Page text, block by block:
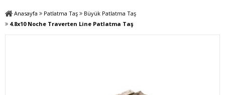
Anasayfa Patlatma Taş
Büyük Patlatma Taş
4.8x10 Noche Traverten Line Patlatma Taş